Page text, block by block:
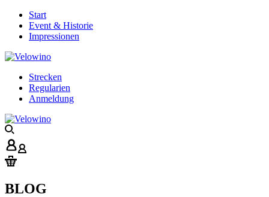
Start
Event & Historie
Impressionen
Strecken
Regularien
Anmeldung
BLOG